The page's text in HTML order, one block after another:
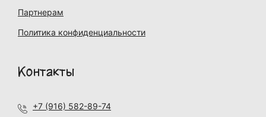
Партнерам
Политика конфиденциальности
Контакты
+7 (916) 582-89-74